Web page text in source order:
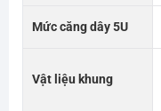
Mức căng dây 5U
Vật liệu khung